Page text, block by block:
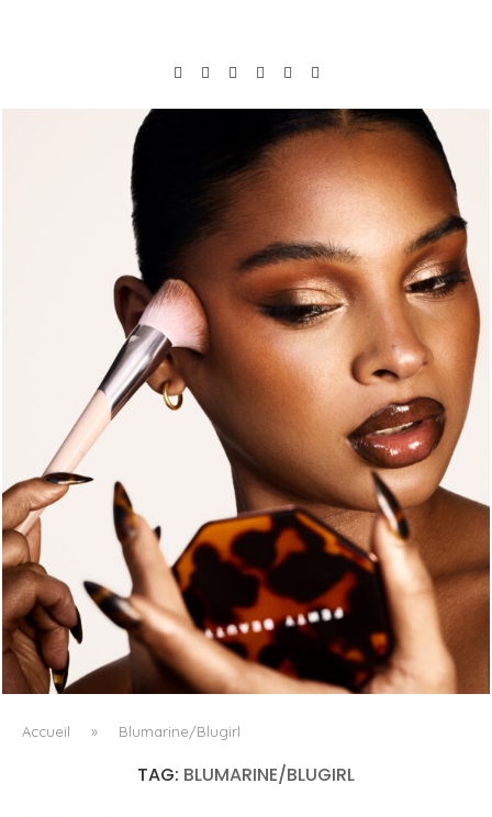
FENTY BEAUTY EXPLORE LA TEXTURE COMME LANGAGE
AVEC LE SUN STALK’R SOUFFLÉ...
Accueil » Blumarine/Blugirl
TAG: BLUMARINE/BLUGIRL